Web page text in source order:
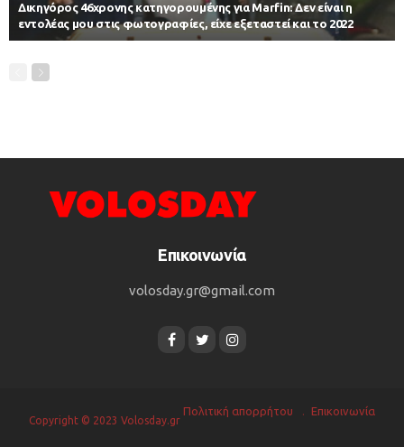
Δικηγόρος 46χρονης κατηγορουμένης για Marfin: Δεν είναι η
εντολέας μου στις φωτογραφίες, είχε εξεταστεί και το 2022
Επικοινωνία
volosday.gr@gmail.com
Copyright © 2023 Volosday.gr
Πολιτική απορρήτου Επικοινωνία